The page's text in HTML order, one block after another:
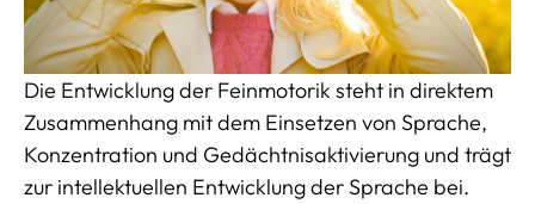
Die Entwicklung der Feinmotorik steht in direktem
Zusammenhang mit dem Einsetzen von Sprache,
Konzentration und Gedächtnisaktivierung und trägt
zur intellektuellen Entwicklung der Sprache bei.